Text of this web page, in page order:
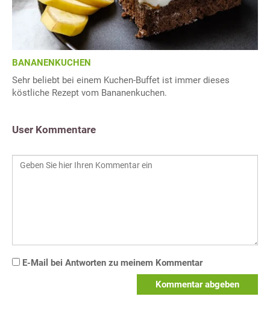
BANANENKUCHEN
Sehr beliebt bei einem Kuchen-Buffet ist immer dieses
köstliche Rezept vom Bananenkuchen.
User Kommentare
E-Mail bei Antworten zu meinem Kommentar
Kommentar abgeben